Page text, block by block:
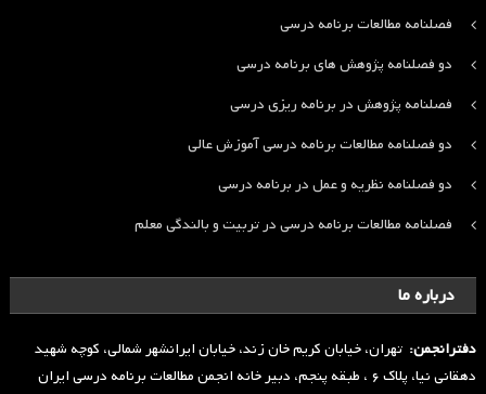
فصلنامه مطالعات برنامه درسی
دو فصلنامه پژوهش های برنامه درسی
فصلنامه پژوهش در برنامه ریزی درسی
دو فصلنامه مطالعات برنامه درسی آموزش عالی
دو فصلنامه نظریه و عمل در برنامه درسی
فصلنامه مطالعات برنامه درسی در تربیت و بالندگی معلم
درباره ما
دفترانجمن: تهران، خیابان کریم خان زند، خیابان ایرانشهر شمالی، کوچه شهید
دهقانی نیا، پلاک ۶ ، طبقه پنجم، دبیر خانه انجمن مطالعات برنامه درسی ایران